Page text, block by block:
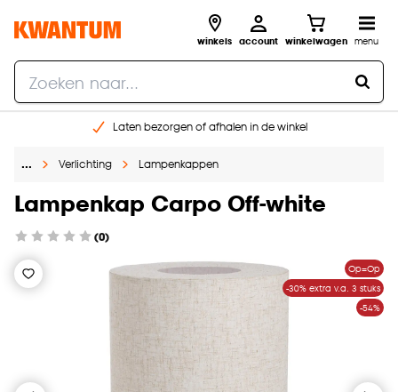
winkels account winkelwagen menu
Laten bezorgen of afhalen in de winkel
Gratis raam advies en inmeten aan huis
… Verlichting Lampenkappen
Lampenkap Carpo Off-white
(0)
Op=Op
-30% extra v.a. 3 stuks
-54%